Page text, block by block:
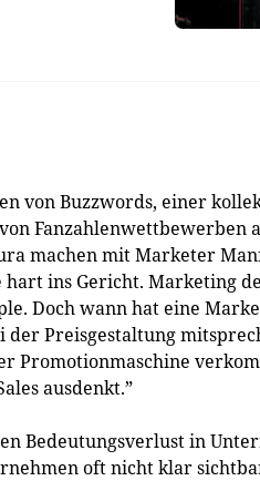
von Buzzwords, einer
Fanzahlenwettbewerben
machen mit Marketer
ins Gericht. Marketing
Doch wann hat eine
der Preisgestaltung
Promotionmaschine
ausdenkt.”
Bedeutungsverlust in
oft nicht klar